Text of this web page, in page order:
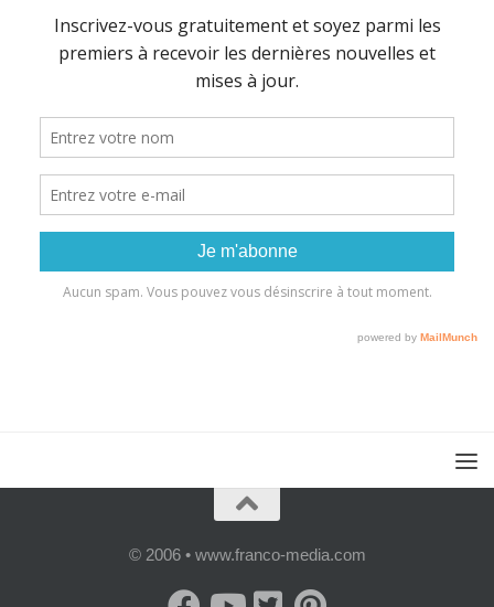
© 2006 • www.franco-media.com